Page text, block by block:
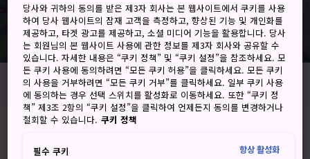
홈 즐길 거리 일본에서의 쇼핑 현지 공예품
당사와 귀하의 동의를 받은 제3자 회사는 본 웹사이트에서 쿠키를 사용
하여 당사 웹사이트의 잠재 고객을 측정하고, 향상된 기능 및 개인화를
제공하고, 타겟 광고를 제공하고, 소셜 미디어 기능을 활용합니다. 당사
는 회원님의 본 웹사이트 사용에 관한 정보를 제3자 회사와 공유할 수
있습니다. 자세한 내용은 “쿠키 정책” 및 “쿠키 설정”을 참조하세요. 모
든 쿠키 사용에 동의하려면 “모든 쿠키 허용”을 클릭하세요. 모든 쿠키
의 사용을 거부하려면 “모든 쿠키 거부”를 클릭하세요. 일부 쿠키 사용
에 동의하는 경우 선택 스위치를 활성화로 이동하세요. 또한 “쿠키 정
책” 제3조 2항의 “쿠키 설정”을 클릭하여 언제든지 동의를 변경하거나
철회할 수 있습니다. 쿠키 정책
필수 쿠키 항상 활성화